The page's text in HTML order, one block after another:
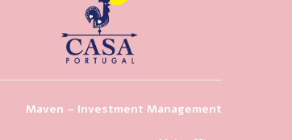
Maven – Investment Management